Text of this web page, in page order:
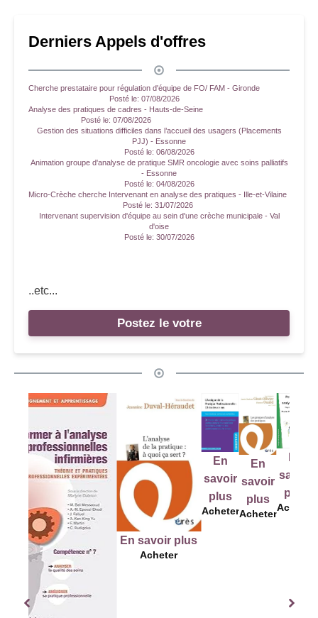
Derniers Appels d'offres
Cherche prestataire pour régulation d'équipe de FO/ FAM - Gironde
Posté le: 07/08/2026
Analyse des pratiques de cadres - Hauts-de-Seine
Posté le: 07/08/2026
Gestion des situations difficiles dans l’accueil des usagers (Placements
PJJ) - Essonne
Posté le: 06/08/2026
Animation groupe d'analyse de pratique SMR oncologie avec soins palliatifs
- Essonne
Posté le: 04/08/2026
Micro-Crèche cherche Intervenant en analyse des pratiques - Ille-et-Vilaine
Posté le: 31/07/2026
Intervenant supervision d'équipe au sein d'une crèche municipale - Val
d'oise
Posté le: 30/07/2026
..etc...
Postez le votre
En savoir plus
Acheter
En
savoir
plus
Acheter
savoir
plus
Acheter
En
savoir
plus
Acheter
En
savoir
plus
Acheter